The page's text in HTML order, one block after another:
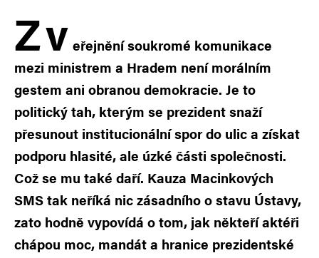
Zv eřejnění soukromé komunikace
mezi ministrem a Hradem není morálním
gestem ani obranou demokracie. Je to
politický tah, kterým se prezident snaží
přesunout institucionální spor do ulic a získat
podporu hlasité, ale úzké části společnosti.
Což se mu také daří. Kauza Macinkových
SMS tak neříká nic zásadního o stavu Ústavy,
zato hodně vypovídá o tom, jak někteří aktéři
chápou moc, mandát a hranice prezidentské